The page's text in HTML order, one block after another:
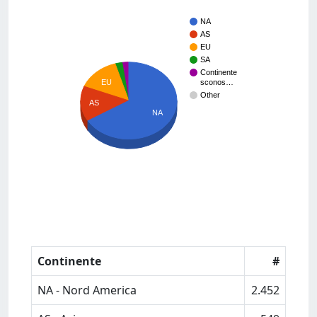
NA
AS
EU
SA
Continente
sconos…
Other
EU
AS
NA
Continente
#
NA - Nord America
2.452